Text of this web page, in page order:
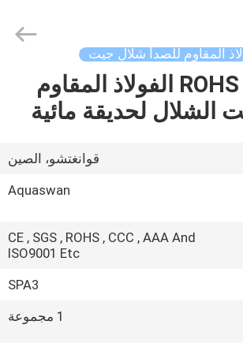
المقاوم للصدأ شلال جيت
مصقول ROHS الفولاذ المقاوم
الشلال لحديقة مائية
قوانغتشو، الصين
Aquaswan
CE , SGS , ROHS , CCC , AAA And
ISO9001 Etc
SPA3
1 مجموعة